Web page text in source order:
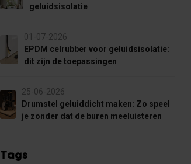
geluidsisolatie
01-07-2026
EPDM celrubber voor geluidsisolatie:
dit zijn de toepassingen
25-06-2026
Drumstel geluiddicht maken: Zo speel
je zonder dat de buren meeluisteren
Tags